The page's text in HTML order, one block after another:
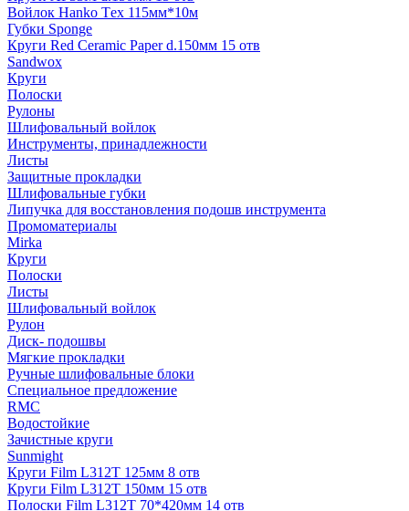
Войлок Hanko Tех 115мм*10м
Губки Sponge
Круги Red Ceramic Paper d.150мм 15 отв
Sandwox
Круги
Полоски
Рулоны
Шлифовальный войлок
Инструменты, принадлежности
Листы
Защитные прокладки
Шлифовальные губки
Липучка для восстановления подошв инструмента
Промоматериалы
Mirka
Круги
Полоски
Листы
Шлифовальный войлок
Рулон
Диск- подошвы
Мягкие прокладки
Ручные шлифовальные блоки
Специальное предложение
RMC
Водостойкие
Зачистные круги
Sunmight
Круги Film L312T 125мм 8 отв
Круги Film L312T 150мм 15 отв
Полоски Film L312T 70*420мм 14 отв